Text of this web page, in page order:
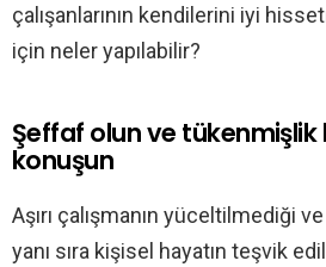
çalışanlarının kendilerini iyi
için neler yapılabilir?
Şeffaf olun ve tükenmişlik
konuşun
Aşırı çalışmanın yüceltilmediği
yanı sıra kişisel hayatın teşvik